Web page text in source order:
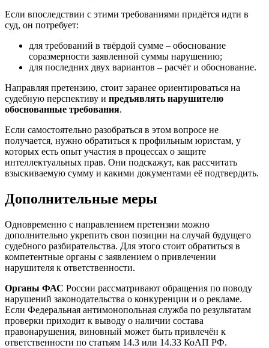
Если впоследствии с этими требованиями придётся идти в
суд, он потребует:
для требований в твёрдой сумме – обоснование
соразмерности заявленной суммы нарушению;
для последних двух вариантов – расчёт и обоснование.
Направляя претензию, стоит заранее ориентироваться на
судебную перспективу и предъявлять нарушителю
обоснованные требования.
Если самостоятельно разобраться в этом вопросе не
получается, нужно обратиться к профильным юристам, у
которых есть опыт участия в процессах о защите
интеллектуальных прав. Они подскажут, как рассчитать
взыскиваемую сумму и какими документами её подтвердить.
Дополнительные меры
Одновременно с направлением претензии можно
дополнительно укрепить свои позиции на случай будущего
судебного разбирательства. Для этого стоит обратиться в
компетентные органы с заявлением о привлечении
нарушителя к ответственности.
Органы ФАС России рассматривают обращения по поводу
нарушений законодательства о конкуренции и о рекламе.
Если Федеральная антимонопольная служба по результатам
проверки приходит к выводу о наличии состава
правонарушения, виновный может быть привлечён к
ответственности по статьям 14.3 или 14.33 КоАП РФ.